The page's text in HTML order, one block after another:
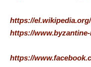
https://
https://
https://